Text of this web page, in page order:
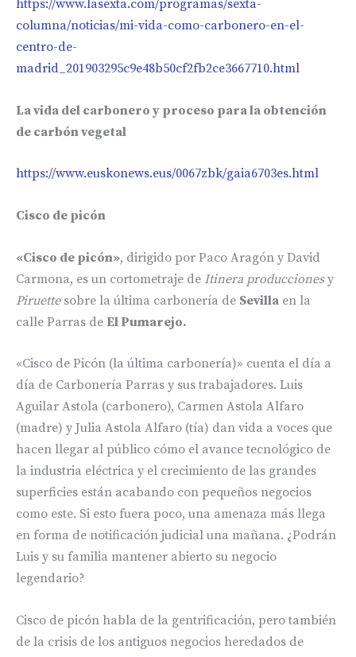
https://www.lasexta.com/programas/sexta-
columna/noticias/mi-vida-como-carbonero-en-el-
centro-de-
madrid_201903295c9e48b50cf2fb2ce3667710.html
La vida del carbonero y proceso para la obtención
de carbón vegetal
https://www.euskonews.eus/0067zbk/gaia6703es.html
Cisco de picón
«Cisco de picón», dirigido por Paco Aragón y David
Carmona, es un cortometraje de Itinera produccionesy
Piruettesobre la última carbonería de Sevilla en la
calle Parras de El Pumarejo.
«Cisco de Picón (la última carbonería)» cuenta el día a
día de Carbonería Parras y sus trabajadores. Luis
Aguilar Astola (carbonero), Carmen Astola Alfaro
(madre) y Julia Astola Alfaro (tía) dan vida a voces que
hacen llegar al público cómo el avance tecnológico de
la industria eléctrica y el crecimiento de las grandes
superficies están acabando con pequeños negocios
como este. Si esto fuera poco, una amenaza más llega
en forma de notificación judicial una mañana. ¿Podrán
Luis y su familia mantener abierto su negocio
legendario?
Cisco de picón habla de la gentrificación, pero también
de la crisis de los antiguos negocios heredados de